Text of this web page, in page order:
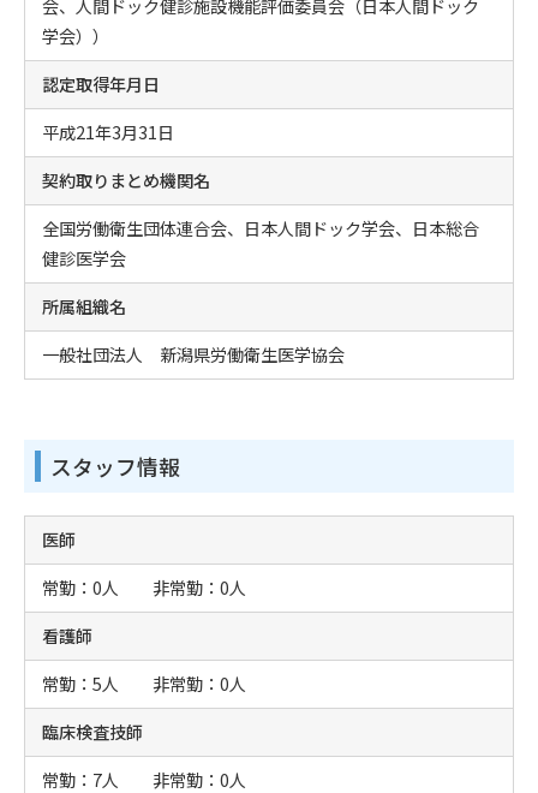
会、人間ドック健診施設機能評価委員会（日本人間ドック
学会））
認定取得年月日
平成21年3月31日
契約取りまとめ機関名
全国労働衛生団体連合会、日本人間ドック学会、日本総合
健診医学会
所属組織名
一般社団法人 新潟県労働衛生医学協会
スタッフ情報
医師
常勤：0人 非常勤：0人
看護師
常勤：5人 非常勤：0人
臨床検査技師
常勤：7人 非常勤：0人